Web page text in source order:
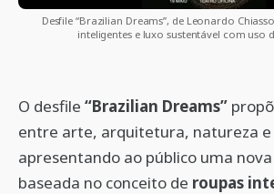
Desfile “Brazilian Dreams”, de Leonardo
inteligentes e luxo sustentável com uso
O desfile “Brazilian Dreams”
entre arte, arquitetura, natureza
apresentando ao público uma
baseada no conceito de roupas